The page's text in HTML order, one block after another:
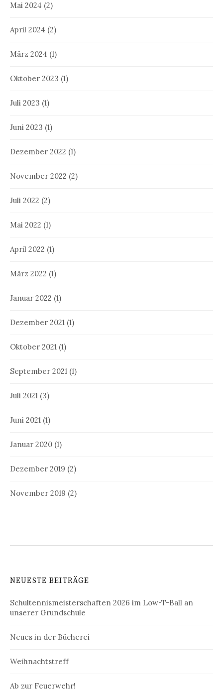
Mai 2024 (2)
April 2024 (2)
März 2024 (1)
Oktober 2023 (1)
Juli 2023 (1)
Juni 2023 (1)
Dezember 2022 (1)
November 2022 (2)
Juli 2022 (2)
Mai 2022 (1)
April 2022 (1)
März 2022 (1)
Januar 2022 (1)
Dezember 2021 (1)
Oktober 2021 (1)
September 2021 (1)
Juli 2021 (3)
Juni 2021 (1)
Januar 2020 (1)
Dezember 2019 (2)
November 2019 (2)
NEUESTE BEITRÄGE
Schultennismeisterschaften 2026 im Low-T-Ball an
unserer Grundschule
Neues in der Bücherei
Weihnachtstreff
Ab zur Feuerwehr!